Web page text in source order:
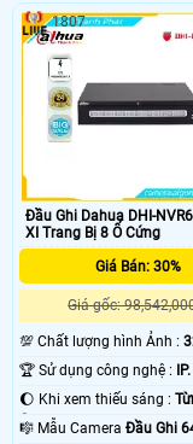
Đầu Ghi Dahua DHI-
XI Trang Bị 8 Ổ Cứng
Giá Bán: 30%
Giá gốc:
💯 Chất lượng hình Ảnh :
🏆 Sử dụng công nghệ :
IP.
🌔 Khi xem thiếu sáng :
Camera .
🎼️ Mẫu Camera Đầu Ghi
1807